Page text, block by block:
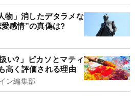
物」消したデタラメな
感情”の真偽は?
い?」ピカソとマティ
高く評価される理由
ン編集部